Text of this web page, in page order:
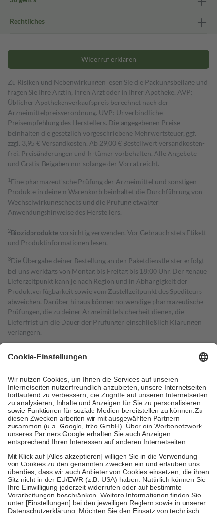
Rechtliches
Widerruf erklären
Zu Risiken und Nebenwirkungen lesen Sie die Packungsbeilage und
fragen Sie Ihre Ärztin, Ihren Arzt oder in Ihrer Apotheke. AVP:
Üblicher Apothekenverkaufspreis berechnet nach der
Arzneimittelpreisverordnung. UVP: Unverbindliche
Preisempfehlung des Herstellers. Die angegebenen Preise
beinhalten die gesetzlich vorgeschriebene Mehrwertsteuer, ggf.
zzgl. 3,95 € Versandkosten. Ab 29,00 € Bestell­wert versand­kosten­
frei. Preisänderungen und Irrtümer vorbehalten. Alle Angebote
und Gratis-Beigaben nur solange der Vorrat reicht.
1 Eine pharmazeutische Prüfung der Arzneimittel und sonstigen
Produkte in deinem Warenkorb beinhaltet die Durchführung von
Wechselwirkungschecks und die Prüfung etwaiger
Anwendungshinweise des Herstellers.
2Biozidproduktevorsichtig verwenden. Vor Gebrauch stets Etikett
und Produktinformationen lesen.
3Die Übergabe deiner Bestellung an den Paketdienstleister erfolgt
bei uns werktags von Montag bis Freitag bis 18:00 Uhr. Der genaue
Lieferzeitpunkt kann je nach Region und in Abhängigkeit der
Produktverfügbarkeit sowie vom Zustellzeitpunkt des Spediteurs
abweichen. Darüber hinaus können notwendige pharmazeutische
Prüfungen, die zu deiner Arzneimittelsicherheit dienen, die
Lieferfrist um die Dauer der Prüfungen einschließlich Klärungen
verlängern.
Rezept aus und der Patient erhält sie in der Apotheke. Die
Kosten dafür, der Versicherte trägt einen Teil davon als Zuzahlung
mit.
Grundsätzlich leisten Mitglieder Zuzahlungen in Höhe von zehn
Prozent des Abgabepreises,mindestensjedochfünf Euround
höchstens zehn Euro.Es sind jedoch nie mehr als die tatsächlichen
Kosten der Leistung zu entrichten.
Diese Regeln gelten grundsätzlich auch für Online-Apotheken.
Bei Heilmitteln und häuslicher Krankenpflege beträgt die
Zuzahlung zehn Prozent der Kosten sowie zehn Euro je
Verordnung.
Um das Engagement der Versicherten für ihre eigene Gesundheit zu
stärken und die besondere Stellung der Familie zu unterstützen,
fallen keine Zuzahlungen an bei: